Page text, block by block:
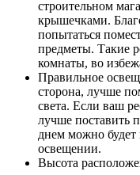
строительном
крышечками.
попытаться
предметы. Такие
комнаты, во
Правильное
сторона, лучше
света. Если ваш
лучше поставить
днем можно будет
освещении.
Высота